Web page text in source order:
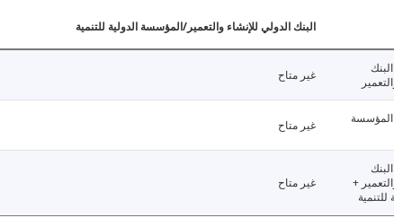
البنك الدولي للإنشاء والتعمير/المؤسسة الدولية للتنمية
غير متاح
المؤسسة
غير متاح
+
غير متاح